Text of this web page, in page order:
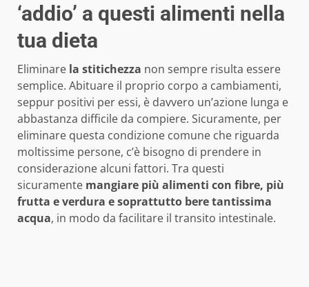
‘addio’ a questi alimenti nella
tua dieta
Eliminare la stitichezza non sempre risulta essere
semplice. Abituare il proprio corpo a cambiamenti,
seppur positivi per essi, è davvero un’azione lunga e
abbastanza difficile da compiere. Sicuramente, per
eliminare questa condizione comune che riguarda
moltissime persone, c’è bisogno di prendere in
considerazione alcuni fattori. Tra questi
sicuramente mangiare più alimenti con fibre, più
frutta e verdura e soprattutto bere tantissima
acqua, in modo da facilitare il transito intestinale.